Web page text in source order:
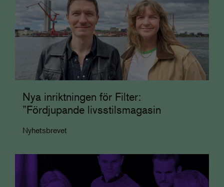
Nya inriktningen för Filter:
”Fördjupande livsstilsmagasin
Nyhetsbrevet